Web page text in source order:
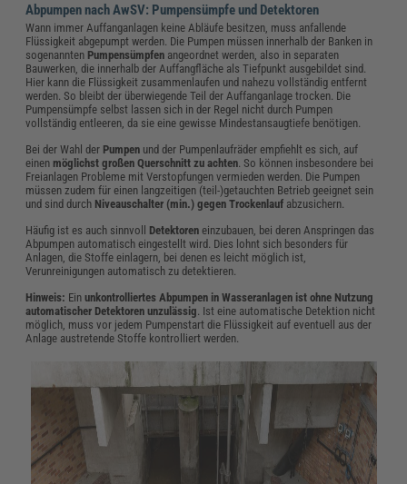
Abpumpen nach AwSV: Pumpensümpfe und Detektoren
Wann immer Auffanganlagen keine Abläufe besitzen, muss anfallende
Flüssigkeit abgepumpt werden. Die Pumpen müssen innerhalb der Banken in
sogenannten Pumpensümpfen angeordnet werden, also in separaten
Bauwerken, die innerhalb der Auffangfläche als Tiefpunkt ausgebildet sind.
Hier kann die Flüssigkeit zusammenlaufen und nahezu vollständig entfernt
werden. So bleibt der überwiegende Teil der Auffanganlage trocken. Die
Pumpensümpfe selbst lassen sich in der Regel nicht durch Pumpen
vollständig entleeren, da sie eine gewisse Mindestansaugtiefe benötigen.
Bei der Wahl der Pumpen und der Pumpenlaufräder empfiehlt es sich, auf
einen möglichst großen Querschnitt zu achten. So können insbesondere bei
Freianlagen Probleme mit Verstopfungen vermieden werden. Die Pumpen
müssen zudem für einen langzeitigen (teil-)getauchten Betrieb geeignet sein
und sind durch Niveauschalter (min.) gegen Trockenlauf abzusichern.
Häufig ist es auch sinnvoll Detektoren einzubauen, bei deren Anspringen das
Abpumpen automatisch eingestellt wird. Dies lohnt sich besonders für
Anlagen, die Stoffe einlagern, bei denen es leicht möglich ist,
Verunreinigungen automatisch zu detektieren.
Hinweis: Einunkontrolliertes Abpumpen in Wasseranlagen ist ohne Nutzung
automatischer Detektoren unzulässig. Ist eine automatische Detektion nicht
möglich, muss vor jedem Pumpenstart die Flüssigkeit auf eventuell aus der
Anlage austretende Stoffe kontrolliert werden.